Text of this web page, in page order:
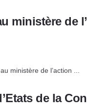
ministère de
ministère de l’action ...
de la